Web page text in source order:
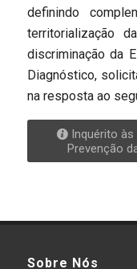
definindo
territorialização
discriminação da
Diagnóstico,
na resposta ao
Inquérito às
Prevenção
Sobre Nós